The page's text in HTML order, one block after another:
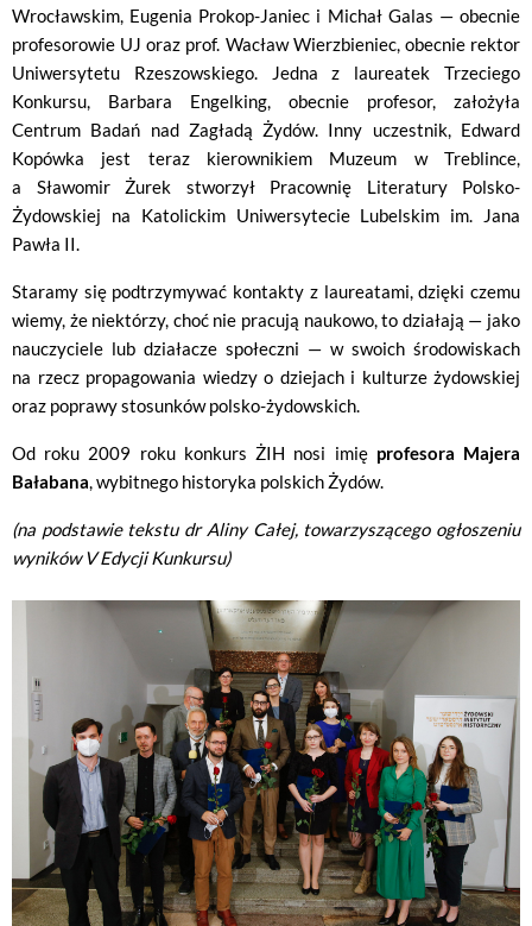
Wrocławskim, Eugenia Prokop-Janiec i Michał Galas — obecnie
profesorowie UJ oraz prof. Wacław Wierzbieniec, obecnie rektor
Uniwersytetu Rzeszowskiego. Jedna z laureatek Trzeciego
Konkursu, Barbara Engelking, obecnie profesor, założyła
Centrum Badań nad Zagładą Żydów. Inny uczestnik, Edward
Kopówka jest teraz kierownikiem Muzeum w Treblince,
a Sławomir Żurek stworzył Pracownię Literatury Polsko-
Żydowskiej na Katolickim Uniwersytecie Lubelskim im. Jana
Pawła II.
Staramy się podtrzymywać kontakty z laureatami, dzięki czemu
wiemy, że niektórzy, choć nie pracują naukowo, to działają — jako
nauczyciele lub działacze społeczni — w swoich środowiskach
na rzecz propagowania wiedzy o dziejach i kulturze żydowskiej
oraz poprawy stosunków polsko-żydowskich.
Od roku 2009 roku konkurs ŻIH nosi imię profesora Majera
Bałabana, wybitnego historyka polskich Żydów.
(na podstawie tekstu dr Aliny Całej, towarzyszącego ogłoszeniu
wyników V Edycji Kunkursu)